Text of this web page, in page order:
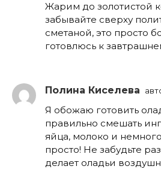
Жарим до золотистой
забывайте сверху
сметаной, это просто
готовлюсь к
Полина Киселева
Я обожаю готовить
правильно смешать
яйца, молоко и
просто! Не забудьте
делает оладьи